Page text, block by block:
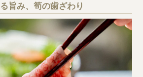
旨み、筍の歯ざわり